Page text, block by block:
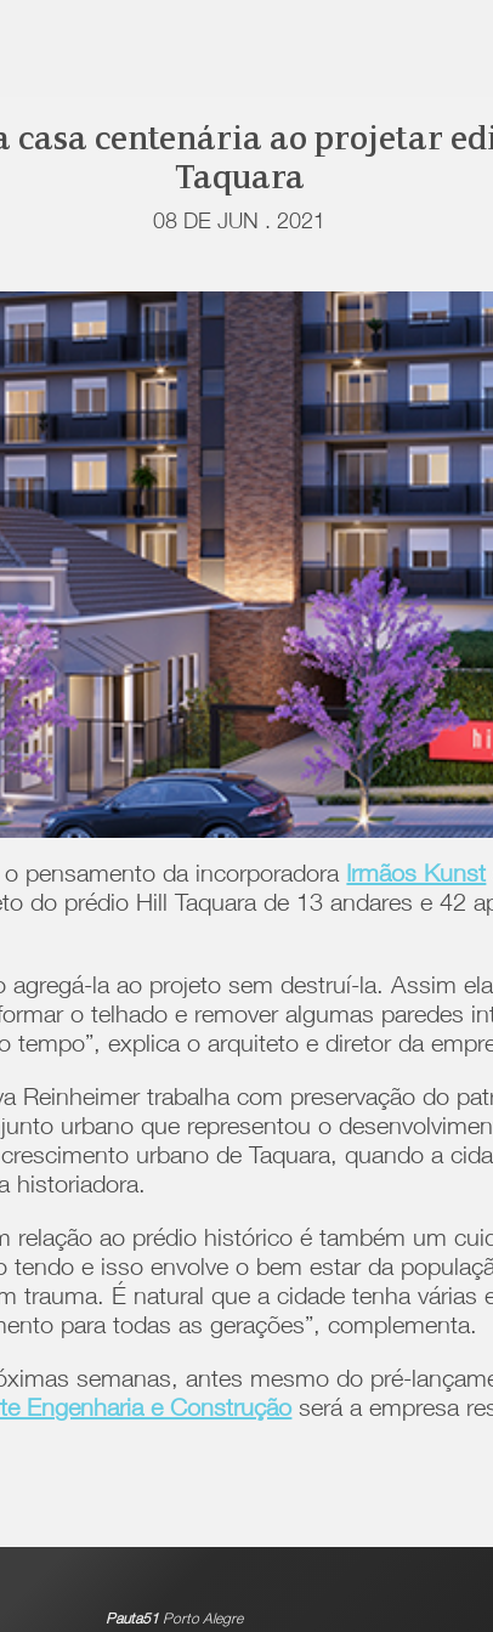
centenária ao projetar
Taquara
08 DE JUN . 2021
pensamento da incorporadoraIrmãos Kunst
do prédio Hill Taquara de 13 andares e 42
la ao projeto sem destruí-la. Assim
o telhado e remover algumas paredes
tempo”, explica o arquiteto e diretor da
Reinheimer trabalha com preservação do
urbano que representou o
urbano de Taquara, quando a
historiadora.
relação ao prédio histórico é também um
tendo e isso envolve o bem estar da
trauma. É natural que a cidade tenha várias
para todas as gerações”, complementa.
semanas, antes mesmo do pré-
Engenharia e Construçãoserá a empresa
Pauta51Porto Alegre